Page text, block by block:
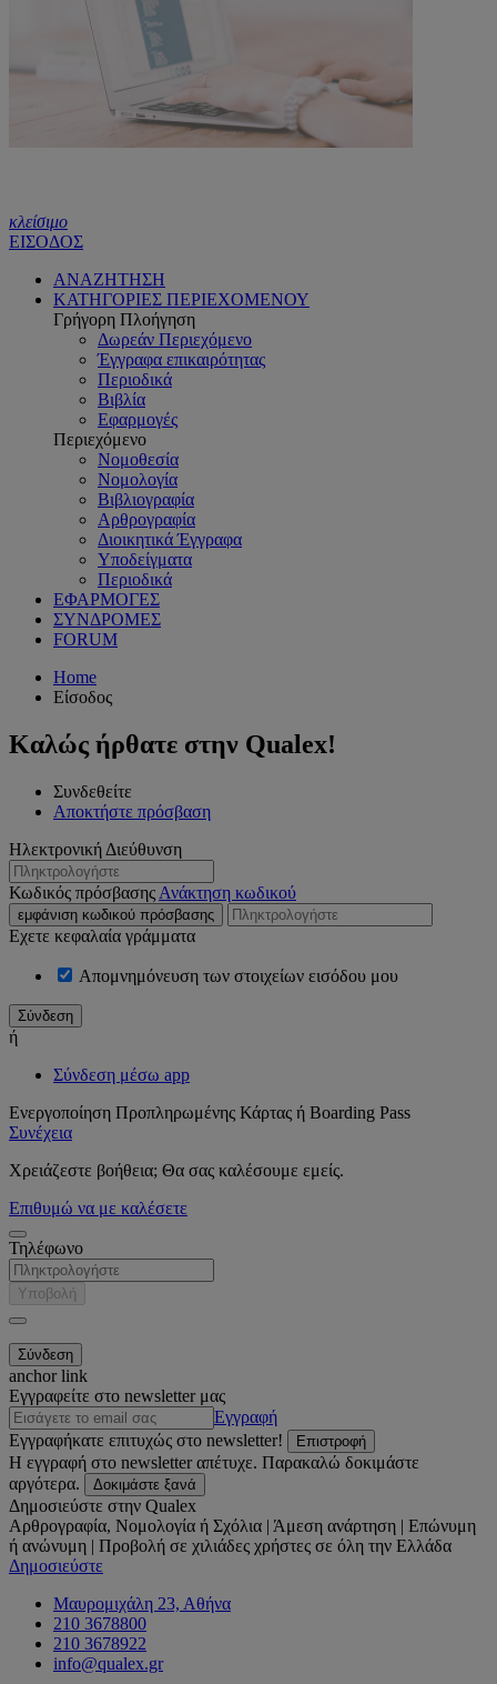
κλείσιμο
ΕΙΣΟΔΟΣ
ΑΝΑΖΗΤΗΣΗ
ΚΑΤΗΓΟΡΙΕΣ ΠΕΡΙΕΧΟΜΕΝΟΥ
Γρήγορη Πλοήγηση
Δωρεάν Περιεχόμενο
Έγγραφα επικαιρότητας
Περιοδικά
Βιβλία
Εφαρμογές
Περιεχόμενο
Νομοθεσία
Νομολογία
Βιβλιογραφία
Αρθρογραφία
Διοικητικά Έγγραφα
Υποδείγματα
Περιοδικά
ΕΦΑΡΜΟΓΕΣ
ΣΥΝΔΡΟΜΕΣ
FORUM
Home
Είσοδος
Καλώς ήρθατε στην Qualex!
Συνδεθείτε
Αποκτήστε πρόσβαση
Ηλεκτρονική Διεύθυνση
Κωδικός πρόσβασης Ανάκτηση κωδικού
εμφάνιση κωδικού πρόσβασης
Εχετε κεφαλαία γράμματα
Απομνημόνευση των στοιχείων εισόδου μου
ή
Σύνδεση μέσω app
Ενεργοποίηση Προπληρωμένης Κάρτας ή Boarding Pass
Συνέχεια
Χρειάζεστε βοήθεια; Θα σας καλέσουμε εμείς.
Επιθυμώ να με καλέσετε
Τηλέφωνο
Υποβολή
anchor link
Εγγραφείτε στο newsletter μας
Εγγραφή
Εγγραφήκατε επιτυχώς στο newsletter!
Επιστροφή
Η εγγραφή στο newsletter απέτυχε. Παρακαλώ δοκιμάστε
αργότερα.
Δοκιμάστε ξανά
Δημοσιεύστε στην Qualex
Αρθρογραφία, Νομολογία ή Σχόλια | Άμεση ανάρτηση | Επώνυμη
ή ανώνυμη | Προβολή σε χιλιάδες χρήστες σε όλη την Ελλάδα
Δημοσιεύστε
Μαυρομιχάλη 23, Αθήνα
210 3678800
210 3678922
info@qualex.gr